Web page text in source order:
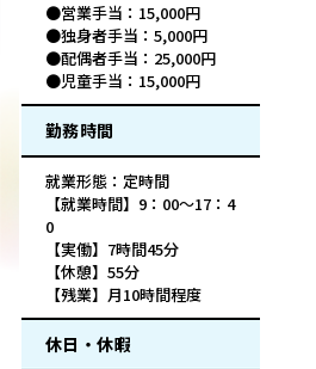
●営業手当：15,000円
●独身者手当：5,000円
●配偶者手当：25,000円
●児童手当：15,000円
勤務時間
就業形態：定時間
【就業時間】9：00〜17：4
0
【実働】7時間45分
【休憩】55分
【残業】月10時間程度
休日・休暇